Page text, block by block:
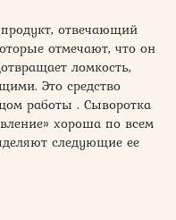
отвечающий
отмечают, что он
ломкость,
Это средство
работы . Сыворотка
хороша по всем
следующие ее